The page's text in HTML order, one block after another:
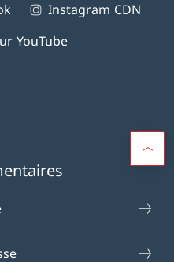
Instagram CDN
YouTube